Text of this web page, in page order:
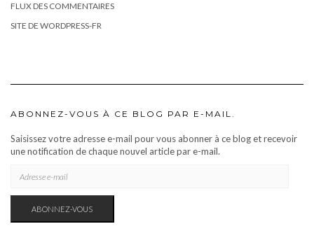
FLUX DES COMMENTAIRES
SITE DE WORDPRESS-FR
ABONNEZ-VOUS À CE BLOG PAR E-MAIL.
Saisissez votre adresse e-mail pour vous abonner à ce blog et recevoir
une notification de chaque nouvel article par e-mail.
ABONNEZ-VOUS